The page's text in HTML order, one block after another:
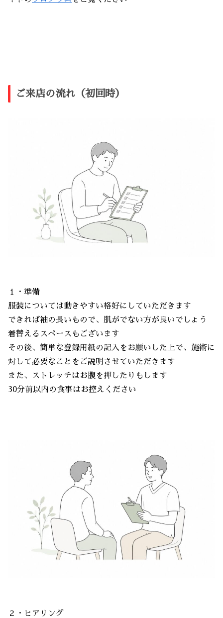
ご来店の流れ（初回時）
１・準備
服装については動きやすい格好にしていただきます
できれば袖の長いもので、肌がでない方が良いでしょう
着替えるスペースもございます
その後、簡単な登録用紙の記入をお願いした上で、施術に
対して必要なことをご説明させていただきます
また、ストレッチはお腹を押したりもします
30分前以内の食事はお控えください
２・ヒアリング